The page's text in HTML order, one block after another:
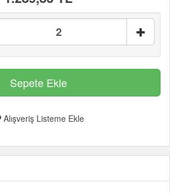
Alışveriş Listeme Ekle